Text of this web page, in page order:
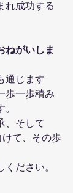
れ成功する
ねがいしま
通じます
歩一歩積み
、そして
て、その歩
ださい。